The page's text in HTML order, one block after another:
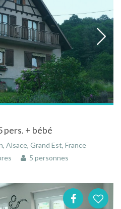
pers. + bébé
Alsace, Grand Est, France
5 personnes